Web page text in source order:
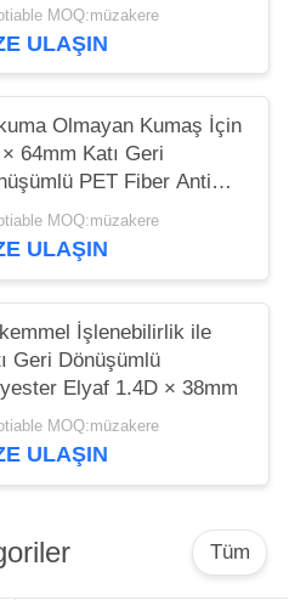
MOQ:müzakere
ULAŞIN
Olmayan Kumaş İçin
64mm Katı Geri
PET Fiber Anti
MOQ:müzakere
ULAŞIN
İşlenebilirlik ile
Geri Dönüşümlü
Elyaf 1.4D × 38mm
MOQ:müzakere
ULAŞIN
Tüm